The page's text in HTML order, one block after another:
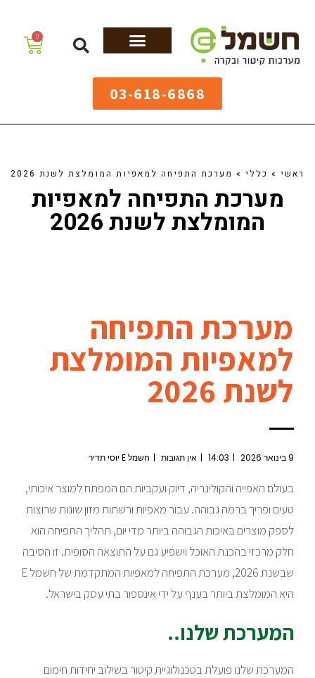
0
03-618-6868
ראשי » כללי » מערכת התפיחה למאפיות המומלצת לשנת 2026
מערכת התפיחה למאפיות
המומלצת לשנת 2026
מערכת התפיחה
למאפיות המומלצת
לשנת 2026
9 בינואר 2026 14:03 אין תגובות חשמל E יוסי תדיר
בעולם האפייה והקולינריה, דיוק ועקביות הם המפתח למוצר איכותי,
טעים ופריך ברמה גבוהה. עבור מאפיות ורשתות מזון שונות שרוצות
לספק מוצרים באיכות הגבוהה ביותר מדי יום, תהליך התפיחה הוא
חלק מרכזי בהכנת האוכל וישפיע גם על התוצאה הסופית. זו הסיבה
שבשנת 2026, מערכת התפיחה למאפיות המתקדמת של חשמל E
היא המומלצת ביותר בענף על ידי אינספור בתי עסק בישראל.
המערכת שלנו..
המערכת שלנו פועלת בטכנולוגיית קיטור בשילוב יחידות חימום